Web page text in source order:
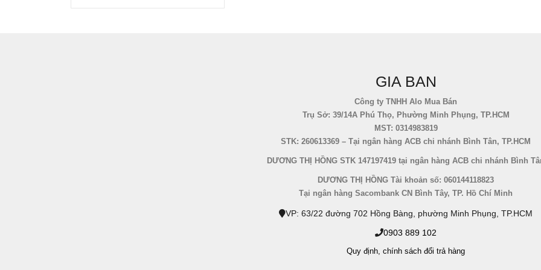
GIA BAN
Công ty TNHH Alo Mua Bán
Trụ Sở: 39/14A Phú Thọ, Phường Minh Phụng, TP.HCM
MST: 0314983819
STK: 260613369 – Tại ngân hàng ACB chi nhánh Bình Tân, TP.HCM
DƯƠNG THỊ HỒNG STK 147197419 tại ngân hàng ACB chi nhánh Bình
DƯƠNG THỊ HỒNG Tài khoản số: 060144118823
Tại ngân hàng Sacombank CN Bình Tây, TP. Hồ Chí Minh
VP: 63/22 đường 702 Hồng Bàng, phường Minh Phụng, TP.HCM
0903 889 102
Quy định, chính sách đổi trả hàng